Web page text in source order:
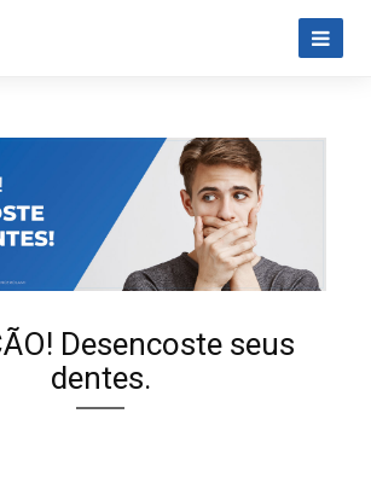
Desencoste seus
dentes.